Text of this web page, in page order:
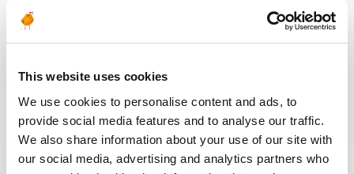
This website uses cookies
We use cookies to personalise content and ads, to
provide social media features and to analyse our traffic.
We also share information about your use of our site with
our social media, advertising and analytics partners who
We are looking for a Building Supervisor to join our
consultant team for an Oil and Gas project in
Algeria.